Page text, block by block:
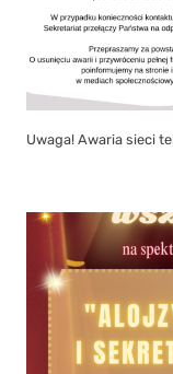
Uwaga! Awaria sieci